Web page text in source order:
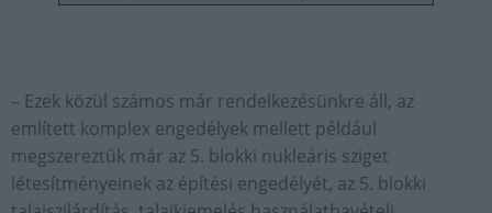
– Ezek közül számos már rendelkezésünkre áll, az
említett komplex engedélyek mellett például
megszereztük már az 5. blokki nukleáris sziget
létesítményeinek az építési engedélyét, az 5. blokki